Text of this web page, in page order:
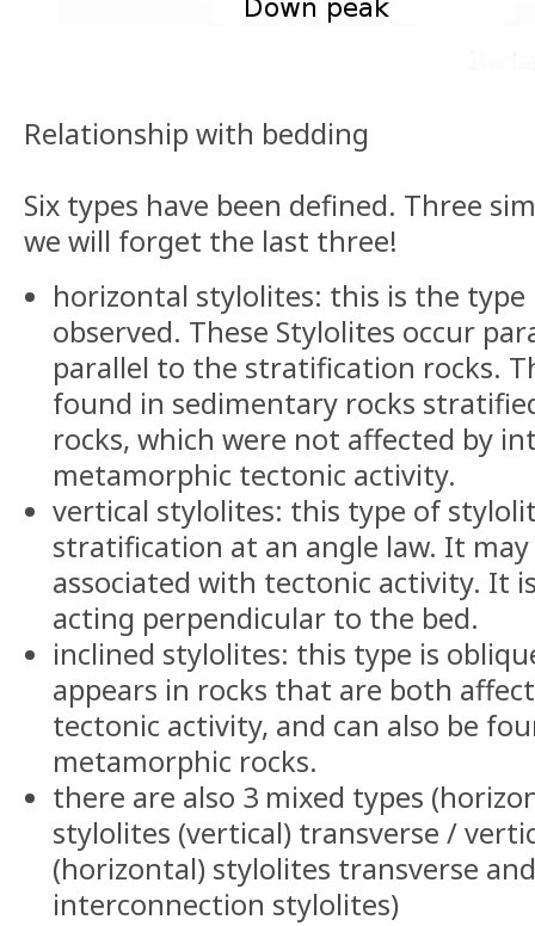
Relationship with bedding
Six types have been defined. Three
we will forget the last three!
horizontal stylolites: this is the
observed. These Stylolites occur
parallel to the stratification rocks.
found in sedimentary rocks
rocks, which were not affected by
metamorphic tectonic activity.
vertical stylolites: this type of
stratification at an angle law. It
associated with tectonic activity. It
acting perpendicular to the bed.
inclined stylolites: this type is
appears in rocks that are both
tectonic activity, and can also be
metamorphic rocks.
there are also 3 mixed types
stylolites (vertical) transverse /
(horizontal) stylolites transverse
interconnection stylolites)